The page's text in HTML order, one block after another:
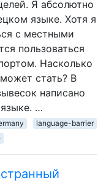
Я абсолютно
языке. Хотя я
с местными
пользоваться
Насколько
стать? В
написано
…
language-barrier